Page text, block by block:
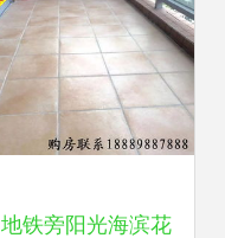
地铁旁阳光海滨花